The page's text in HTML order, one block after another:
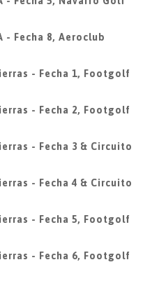
- Fecha 8, Aeroclub
- Fecha 1, Footgolf
- Fecha 2, Footgolf
- Fecha 3 & Circuito
- Fecha 4 & Circuito
- Fecha 5, Footgolf
- Fecha 6, Footgolf